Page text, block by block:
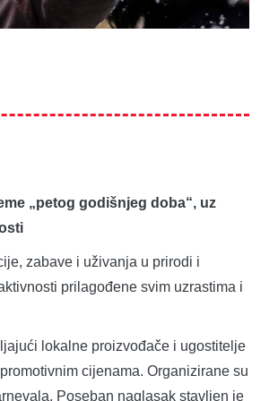
„petog godišnjeg doba“, uz
zabave i uživanja u prirodi i
prilagođene svim uzrastima i
lokalne proizvođače i ugostitelje
cijenama. Organizirane su
Poseban naglasak stavljen je